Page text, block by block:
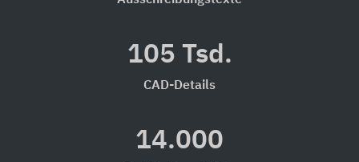
105 Tsd.
CAD-Details
14.000